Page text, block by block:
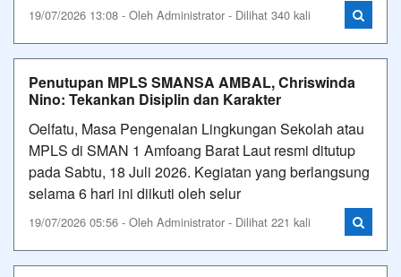
19/07/2026 13:08 - Oleh Administrator - Dilihat 340 kali
Penutupan MPLS SMANSA AMBAL, Chriswinda
Nino: Tekankan Disiplin dan Karakter
Oelfatu, Masa Pengenalan Lingkungan Sekolah atau
MPLS di SMAN 1 Amfoang Barat Laut resmi ditutup
pada Sabtu, 18 Juli 2026. Kegiatan yang berlangsung
selama 6 hari ini diikuti oleh selur
19/07/2026 05:56 - Oleh Administrator - Dilihat 221 kali